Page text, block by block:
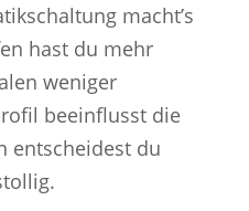
macht’s
hast du mehr
weniger
beeinflusst die
entscheidest du